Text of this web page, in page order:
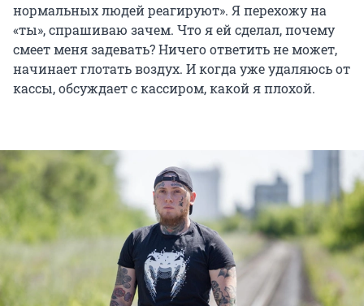
нормальных людей реагируют». Я перехожу на
«ты», спрашиваю зачем. Что я ей сделал, почему
смеет меня задевать? Ничего ответить не может,
начинает глотать воздух. И когда уже удаляюсь от
кассы, обсуждает с кассиром, какой я плохой.